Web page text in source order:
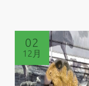
02
12月